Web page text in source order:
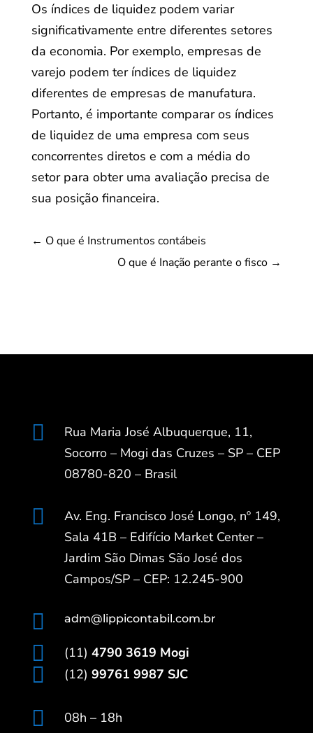
Os índices de liquidez podem variar
significativamente entre diferentes setores
da economia. Por exemplo, empresas de
varejo podem ter índices de liquidez
diferentes de empresas de manufatura.
Portanto, é importante comparar os índices
de liquidez de uma empresa com seus
concorrentes diretos e com a média do
setor para obter uma avaliação precisa de
sua posição financeira.
← O que é Instrumentos contábeis
O que é Inação perante o fisco →

Rua Maria José Albuquerque, 11,
Socorro – Mogi das Cruzes – SP – CEP
08780-820 – Brasil

Av. Eng. Francisco José Longo, nº 149,
Sala 41B – Edifício Market Center –
Jardim São Dimas São José dos
Campos/SP – CEP: 12.245-900
 adm@lippicontabil.com.br
 (11) 4790 3619 Mogi
 (12) 99761 9987 SJC

08h – 18h